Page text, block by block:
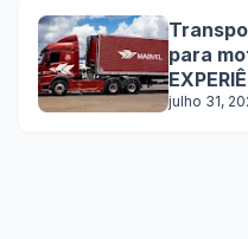
para
julho 31,